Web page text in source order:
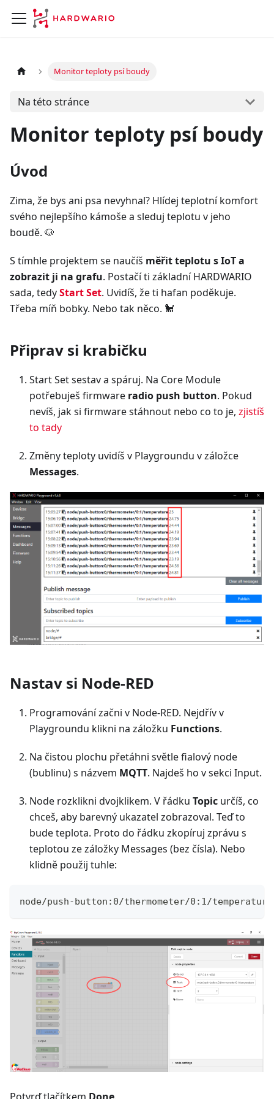
Monitor teploty psí boudy
Na této stránce
Monitor teploty psí boudy
Úvod
Zima, že bys ani psa nevyhnal? Hlídej teplotní komfort
svého nejlepšího kámoše a sleduj teplotu v jeho
boudě. 🐶
S tímhle projektem se naučíš měřit teplotu s IoT a
zobrazit ji na grafu. Postačí ti základní HARDWARIO
sada, tedyStart Set. Uvidíš, že ti hafan poděkuje.
Třeba míň bobky. Nebo tak něco. 🐩
Připrav si krabičku
Start Set sestav a spáruj. Na Core Module
potřebuješ firmware radio push button. Pokud
nevíš, jak si firmware stáhnout nebo co to je, zjistíš
to tady
Změny teploty uvidíš v Playgroundu v záložce
Messages.
Nastav si Node-RED
Programování začni v Node-RED. Nejdřív v
Playgroundu klikni na záložku Functions.
Na čistou plochu přetáhni světle fialový node
(bublinu) s názvem MQTT. Najdeš ho v sekci Input.
Node rozklikni dvojklikem. V řádku Topic určíš, co
chceš, aby barevný ukazatel zobrazoval. Teď to
bude teplota. Proto do řádku zkopíruj zprávu s
teplotou ze záložky Messages (bez čísla). Nebo
klidně použij tuhle:
node/push-button:0/thermometer/0:1/temperature